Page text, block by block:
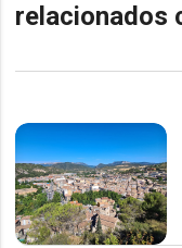
relacionados